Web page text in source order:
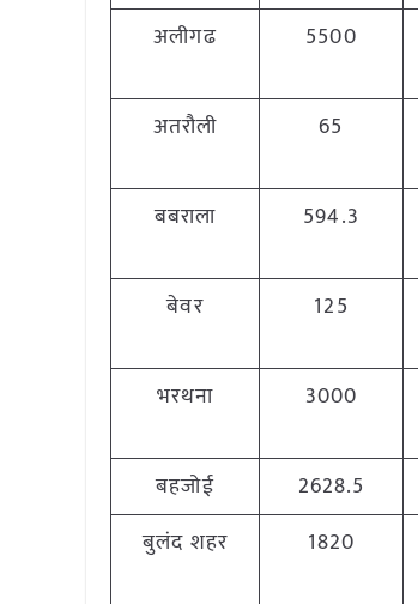
अलीगढ 5500
अतरौली 65
बबराला 594.3
बेवर 125
भरथना 3000
बहजोई 2628.5
बुलंद शहर
1820